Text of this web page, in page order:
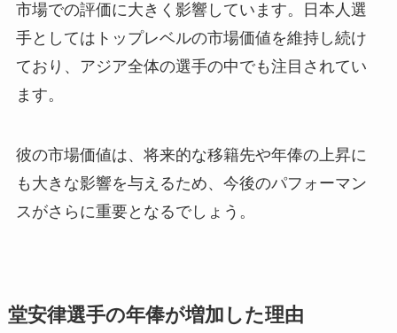
市場での評価に大きく影響しています。日本人選
手としてはトップレベルの市場価値を維持し続け
ており、アジア全体の選手の中でも注目されてい
ます。
彼の市場価値は、将来的な移籍先や年俸の上昇に
も大きな影響を与えるため、今後のパフォーマン
スがさらに重要となるでしょう。
堂安律選手の年俸が増加した理由